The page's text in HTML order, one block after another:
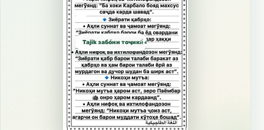
Tajik забо́ни тоҷикӣ́ الطاجيكية